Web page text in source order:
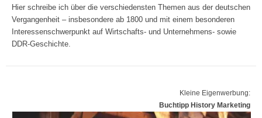
Hier schreibe ich über die verschiedensten Themen aus der deutschen
Vergangenheit – insbesondere ab 1800 und mit einem besonderen
Interessenschwerpunkt auf Wirtschafts- und Unternehmens- sowie
DDR-Geschichte.
Kleine Eigenwerbung:
Buchtipp History Marketing